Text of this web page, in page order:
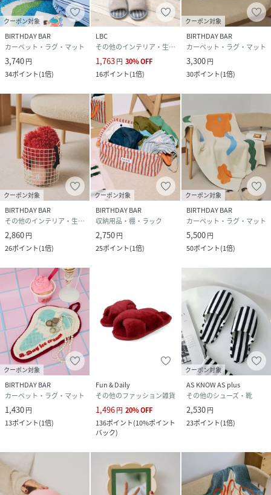
クーポン対象
BIRTHDAY BAR
カーペット・ラグ・マット
3,740円
34ポイント(1倍)
LBC
その他のインテリア・生活雑貨
1,763円 30%OFF
16ポイント(1倍)
クーポン対象
BIRTHDAY BAR
カーペット・ラグ・マット
3,300円
30ポイント(1倍)
クーポン対象
BIRTHDAY BAR
その他のインテリア・生活雑貨
2,860円
26ポイント(1倍)
クーポン対象
BIRTHDAY BAR
収納用品・棚・ラック
2,750円
25ポイント(1倍)
クーポン対象
BIRTHDAY BAR
カーペット・ラグ・マット
5,500円
50ポイント(1倍)
クーポン対象
BIRTHDAY BAR
カーペット・ラグ・マット
1,430円
13ポイント(1倍)
Fun & Daily
その他のファッション雑貨
1,496円 20%OFF
136ポイント(10%ポイント
バック)
クーポン対象
AS KNOW AS plus
その他のシューズ・靴
2,530円
23ポイント(1倍)